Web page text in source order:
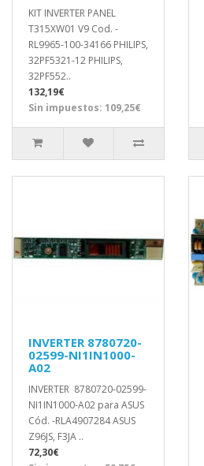
KIT INVERTER PANEL
T315XW01 V9 Cod. -
RL9965-100-34166 PHILIPS,
32PF5321-12 PHILIPS,
32PF552..
132,19€
Sin impuestos: 109,25€
INVERTER 8780720-
02599-NI1IN1000-
A02
INVERTER 8780720-02599-
NI1IN1000-A02 para ASUS
Cód. -RLA4907284 ASUS
Z96JS, F3JA ..
72,30€